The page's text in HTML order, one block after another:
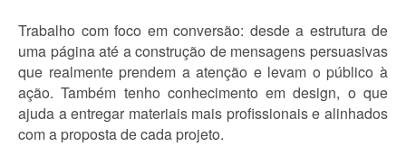
Trabalho com foco em conversão: desde a estrutura de
uma página até a construção de mensagens persuasivas
que realmente prendem a atenção e levam o público à
ação. Também tenho conhecimento em design, o que
ajuda a entregar materiais mais profissionais e alinhados
com a proposta de cada projeto.